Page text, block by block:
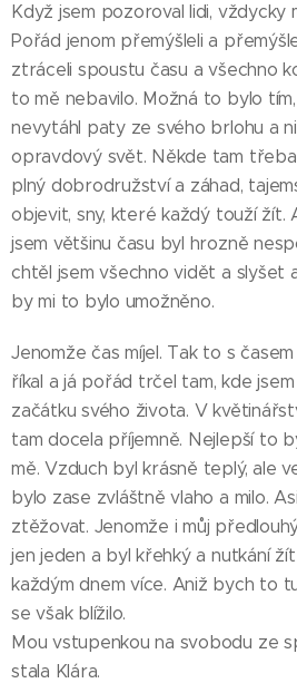
Když jsem pozoroval lidi, vždycky
Pořád jenom přemýšleli a
ztráceli spoustu času a všechno
to mě nebavilo. Možná to bylo
nevytáhl paty ze svého brlohu a
opravdový svět. Někde tam třeba
plný dobrodružství a záhad,
objevit, sny, které každý touží žít.
jsem většinu času byl hrozně
chtěl jsem všechno vidět a slyšet
by mi to bylo umožněno.
Jenomže čas míjel. Tak to s
říkal a já pořád trčel tam, kde
začátku svého života. V
tam docela příjemně. Nejlepší to
mě. Vzduch byl krásně teplý, ale
bylo zase zvláštně vlaho a milo.
ztěžovat. Jenomže i můj
jen jeden a byl křehký a nutkání
každým dnem více. Aniž bych to
se však blížilo.
Mou vstupenkou na svobodu ze
stala Klára.